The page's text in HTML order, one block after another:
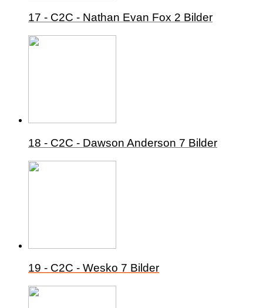
17 - C2C - Nathan Evan Fox 2 Bilder
18 - C2C - Dawson Anderson 7 Bilder
19 - C2C - Wesko 7 Bilder